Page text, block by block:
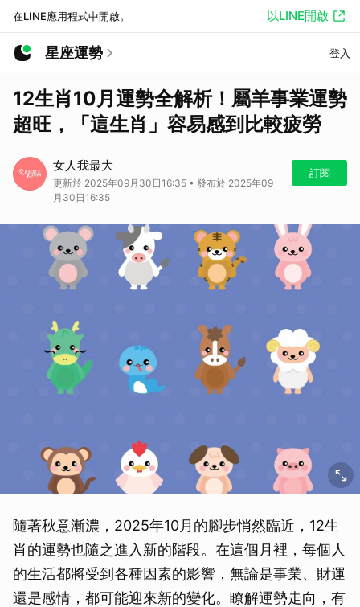
在LINE應用程式中開啟。 以LINE開啟
星座運勢 登入
12生肖10月運勢全解析！屬羊事業運勢
超旺，「這生肖」容易感到比較疲勞
女人我最大
更新於 2025年09月30日16:35 • 發布於 2025年09
月30日16:35
訂閱
隨著秋意漸濃，2025年10月的腳步悄然臨近，12生
肖的運勢也隨之進入新的階段。在這個月裡，每個人
的生活都將受到各種因素的影響，無論是事業、財運
還是感情，都可能迎來新的變化。瞭解運勢走向，有